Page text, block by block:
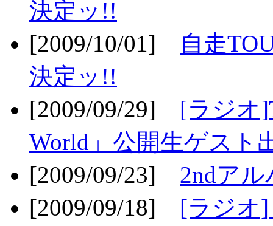
決定ッ!!
[2009/10/01]
自走
決定ッ!!
[2009/09/29] [ラジオ
World」公開生ゲスト
[2009/09/23] 2ndア
[2009/09/18] [ラジオ